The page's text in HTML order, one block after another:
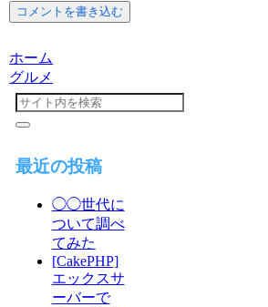
コメントを書き込む
ホーム
グルメ
最近の投稿
◯◯世代に
ついて調べ
てみた
[CakePHP]
エックスサ
ーバーで